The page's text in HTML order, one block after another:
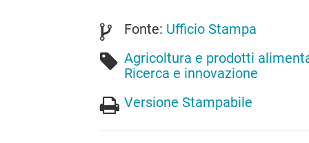
Fonte: Ufficio Stampa
Agricoltura e prodotti
Ricerca e innovazione
Versione Stampabile